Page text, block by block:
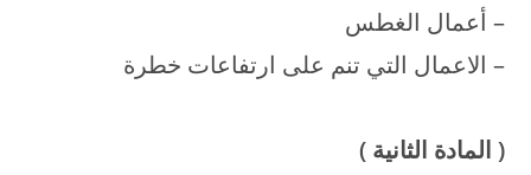
– أعمال الغطس
– الاعمال التي تنم على ارتفاعات خطرة
( المادة الثانية )